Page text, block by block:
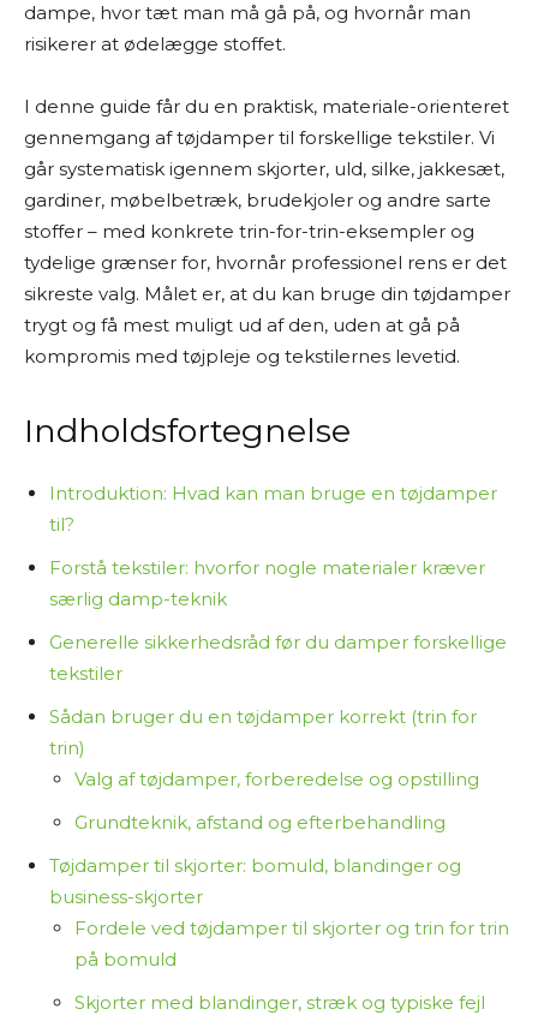
Mine “tests” og anbefalinger er baseret på
grundig research. Det betyder, at jeg læser
brugeranmeldelser, ekspertvurderinger og
andre offentligt tilgængelige kilder – både fra
danske og udenlandske hjemmesider. På den
baggrund vurderer jeg fordele og ulemper ved
produkterne og giver mine personlige
anbefalinger.
Jeg bestræber mig på at give et godt overblik
og formidle information på en letforståelig
oplysninger altid er fuldstændigt opdaterede
Jeg vil også gøre opmærksom på, at siden ofte
købe et produkt via disse links, tjener jeg
provision. Det koster dig ikke ekstra og er med til
at finansiere arbejdet med at researche og
skrive indholdet.
Jeg synes, det er vigtigt at være ærlig om,
hvordan jeg arbejder – så du ved, at jeg ikke selv
har haft alle produkterne i hænderne, men i
stedet samler og bearbejder tilgængelig viden
for at hjælpe dig med at træffe et informeret
valg.
Tak fordi du læser med på Osmedhus.dk!
dampe, hvor tæt man må gå på, og hvornår man
risikerer at ødelægge stoffet.
I denne guide får du en praktisk, materiale-orienteret
gennemgang af tøjdamper til forskellige tekstiler. Vi
går systematisk igennem skjorter, uld, silke, jakkesæt,
gardiner, møbelbetræk, brudekjoler og andre sarte
stoffer – med konkrete trin-for-trin-eksempler og
tydelige grænser for, hvornår professionel rens er det
sikreste valg. Målet er, at du kan bruge din tøjdamper
trygt og få mest muligt ud af den, uden at gå på
kompromis med tøjpleje og tekstilernes levetid.
Indholdsfortegnelse
Introduktion: Hvad kan man bruge en tøjdamper
til?
Forstå tekstiler: hvorfor nogle materialer kræver
særlig damp-teknik
Generelle sikkerhedsråd før du damper forskellige
tekstiler
Sådan bruger du en tøjdamper korrekt (trin for
trin)
Valg af tøjdamper, forberedelse og opstilling
Grundteknik, afstand og efterbehandling
Tøjdamper til skjorter: bomuld, blandinger og
business-skjorter
Fordele ved tøjdamper til skjorter og trin for trin
på bomuld
Skjorter med blandinger, stræk og typiske fejl